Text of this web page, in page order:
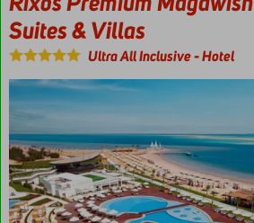
for swim-
up og
privat
spa
Suites & Villas
Ultra All Inclusive-Hotel